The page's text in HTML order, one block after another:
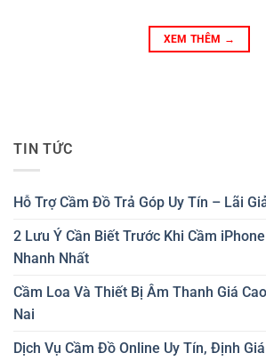
XEM THÊM →
TIN TỨC
Hỗ Trợ Cầm Đồ Trả Góp Uy Tín – Lãi
2 Lưu Ý Cần Biết Trước Khi Cầm
Nhanh Nhất
Cầm Loa Và Thiết Bị Âm Thanh Giá
Nai
Dịch Vụ Cầm Đồ Online Uy Tín, Định